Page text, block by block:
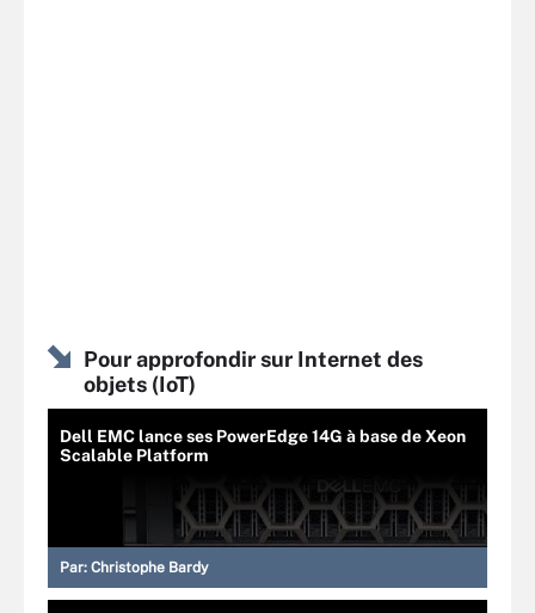
Pour approfondir sur Internet des
objets (IoT)
Dell EMC lance ses PowerEdge 14G à base de Xeon
Scalable Platform
Par: Christophe Bardy